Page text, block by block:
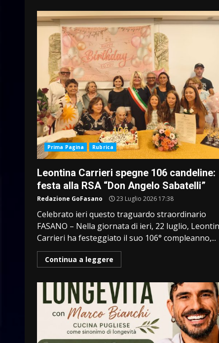
Prima Pagina Rubrica
Leontina Carrieri spegne 106 candeline:
festa alla RSA “Don Angelo Sabatelli”
Redazione GoFasano 23 Luglio 2026 17:38
Celebrato ieri questo traguardo straordinario
FASANO – Nella giornata di ieri, 22 luglio,
Carrieri ha festeggiato il suo 106° compleanno,...
Continua a leggere